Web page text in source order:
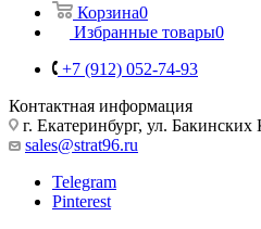
Корзина0
Избранные товары0
+7 (912) 052-74-93
Контактная информация
г. Екатеринбург, ул.
sales@strat96.ru
Telegram
Pinterest